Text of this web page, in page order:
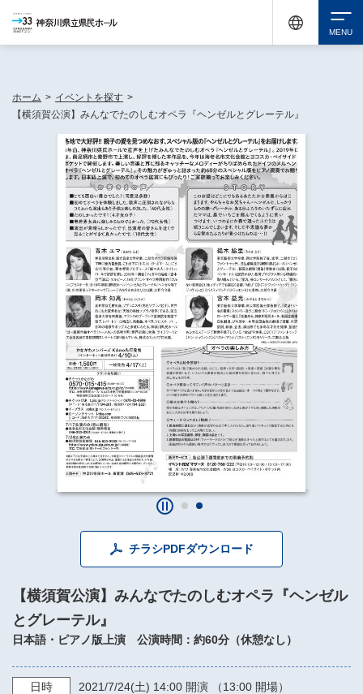
イベントを探す
・ イベント一覧
・ イベントカレンダー
休館中の県民ホールについて
・ 施設概要
・ パイプオルガン
・ 神奈川県民ホールの取り組み
神奈川県立県民ホールSNS
​​​​​​​​​​​​​神奈川県立県民ホール
ギャラリーSNS
チケット購入
ホーム > イベントを探す >
【横須賀公演】みんなでたのしむオペラ『ヘンゼルとグレーテル』
チラシPDFダウンロード
【横須賀公演】みんなでたのしむオペラ『ヘンゼル
とグレーテル』
日本語・ピアノ版上演 公演時間：約60分（休憩なし）
日時 2021/7/24(土) 14:00 開演 （13:00 開場）